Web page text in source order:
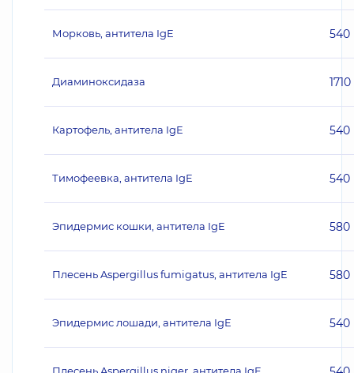
Морковь, антитела IgE 540
Диаминоксидаза 1710
Картофель, антитела IgE 540
Тимофеевка, антитела IgE 540
Эпидермис кошки, антитела IgE 580
Плесень Aspergillus fumigatus, антитела IgE 580
Эпидермис лошади, антитела IgE 540